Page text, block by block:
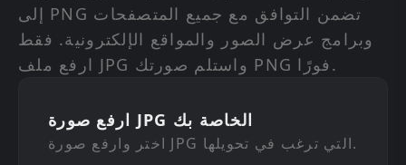
إلى PNG تضمن التوافق مع جميع المتصفحات
وبرامج عرض الصور والمواقع الإلكترونية. فقط
ارفع ملف JPG واستلم صورتك PNG فورًا.
ارفع صورة JPG الخاصة بك
اختر وارفع صورة JPG التي ترغب في تحويلها.